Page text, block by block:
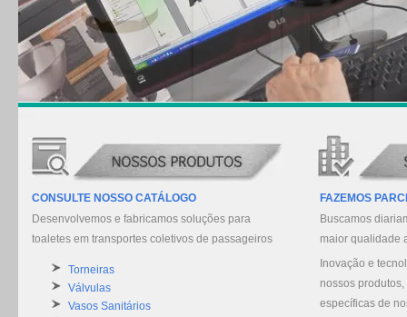
CONSULTE NOSSO CATÁLOGO
Desenvolvemos e fabricamos soluções para
toaletes em transportes coletivos de passageiros
Torneiras
Válvulas
Vasos Sanitários
FAZEMOS
Buscamos
maior qualidade
Inovação e
nossos
específicas de